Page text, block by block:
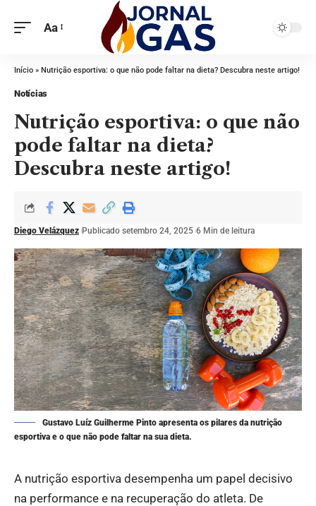
Aa
Início » Nutrição esportiva: o que não pode faltar na dieta? Descubra neste artigo!
Notícias
Nutrição esportiva: o que não
pode faltar na dieta?
Descubra neste artigo!
Diego Velázquez Publicado setembro 24, 2025 6 Min de leitura
Gustavo Luíz Guilherme Pinto apresenta os pilares da nutrição
esportiva e o que não pode faltar na sua dieta.
A nutrição esportiva desempenha um papel decisivo
na performance e na recuperação do atleta. De